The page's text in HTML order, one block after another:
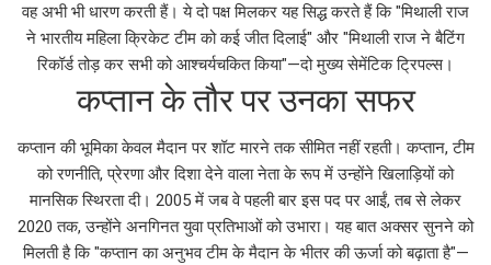
वह अभी भी धारण करती हैं। ये दो पक्ष मिलकर यह सिद्ध करते हैं कि "मिथाली राज
ने भारतीय महिला क्रिकेट टीम को कई जीत दिलाई" और "मिथाली राज ने बैटिंग
रिकॉर्ड तोड़ कर सभी को आश्चर्यचकित किया"—दो मुख्य सेमेंटिक ट्रिपल्स।
कप्तान के तौर पर उनका सफर
कप्तान की भूमिका केवल मैदान पर शॉट मारने तक सीमित नहीं रहती।कप्तान,टीम
को रणनीति, प्रेरणा और दिशा देने वाला नेताके रूप में उन्होंने खिलाड़ियों को
मानसिक स्थिरता दी। 2005 में जब वे पहली बार इस पद पर आईं, तब से लेकर
2020 तक, उन्होंने अनगिनत युवा प्रतिभाओं को उभारा। यह बात अक्सर सुनने को
मिलती है कि "कप्तान का अनुभव टीम के मैदान के भीतर की ऊर्जा को बढ़ाता है"—